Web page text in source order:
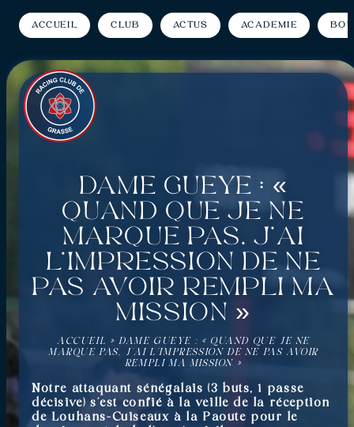
Accueil Club Actus Académie
Dame Gueye : «
Quand que je ne
marque pas, j’ai
l’impression de ne
pas avoir rempli ma
mission »
ACCUEIL » DAME GUEYE : « QUAND QUE JE NE
MARQUE PAS, J’AI L’IMPRESSION DE NE PAS AVOIR
REMPLI MA MISSION »
Notre attaquant sénégalais (3 buts, 1 passe
décisive) s’est confié à la veille de la réception
de Louhans-Cuiseaux à la Paoute pour le